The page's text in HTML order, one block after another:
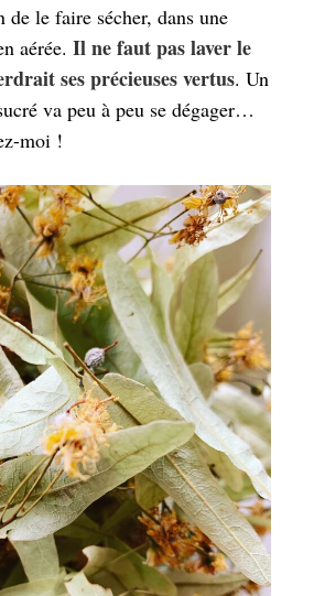
de le faire sécher, dans une
aérée. Il ne faut pas laver le
ses précieuses vertus. Un
va peu à peu se dégager…
moi !